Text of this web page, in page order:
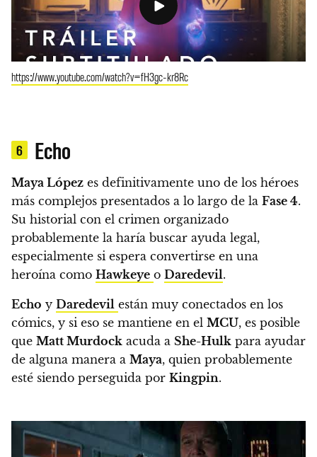
https://www.youtube.com/watch?v=fH3gc-kr8Rc
6 Echo
Maya López es definitivamente uno de los héroes
más complejos presentados a lo largo de la Fase 4.
Su historial con el crimen organizado
probablemente la haría buscar ayuda legal,
especialmente si espera convertirse en una
heroína como Hawkeye o Daredevil.
Echo y Daredevil están muy conectados en los
cómics, y si eso se mantiene en el MCU, es posible
que Matt Murdock acuda a She-Hulk para ayudar
de alguna manera a Maya, quien probablemente
esté siendo perseguida por Kingpin.